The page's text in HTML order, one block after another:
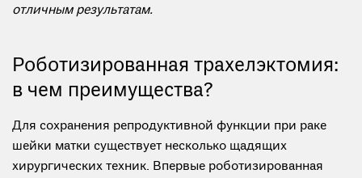
отличным результатам.
Роботизированная трахелэктомия:
в чем преимущества?
Для сохранения репродуктивной функции при раке
шейки матки существует несколько щадящих
хирургических техник. Впервые роботизированная